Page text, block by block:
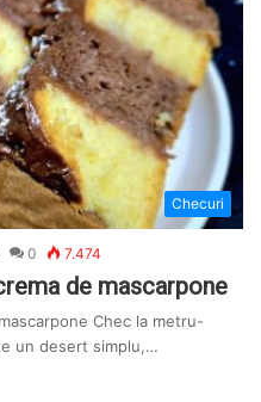
Checuri
0 7.474
de mascarpone
Chec la metru-
un desert simplu,…